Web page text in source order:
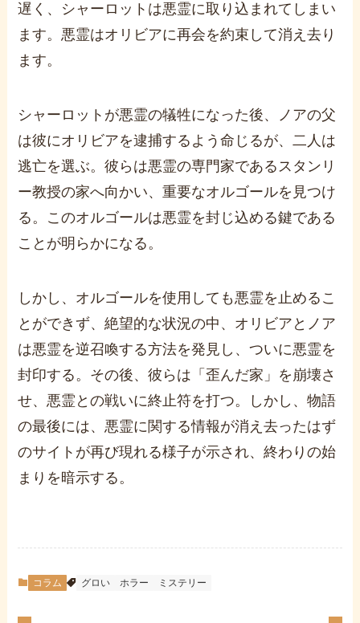
遅く、シャーロットは悪霊に取り込まれてしまい
ます。悪霊はオリビアに再会を約束して消え去り
ます。
シャーロットが悪霊の犠牲になった後、ノアの父
は彼にオリビアを逮捕するよう命じるが、二人は
逃亡を選ぶ。彼らは悪霊の専門家であるスタンリ
ー教授の家へ向かい、重要なオルゴールを見つけ
る。このオルゴールは悪霊を封じ込める鍵である
ことが明らかになる。
しかし、オルゴールを使用しても悪霊を止めるこ
とができず、絶望的な状況の中、オリビアとノア
は悪霊を逆召喚する方法を発見し、ついに悪霊を
封印する。その後、彼らは「歪んだ家」を崩壊さ
せ、悪霊との戦いに終止符を打つ。しかし、物語
の最後には、悪霊に関する情報が消え去ったはず
のサイトが再び現れる様子が示され、終わりの始
まりを暗示する。
コラム グロい ホラー ミステリー